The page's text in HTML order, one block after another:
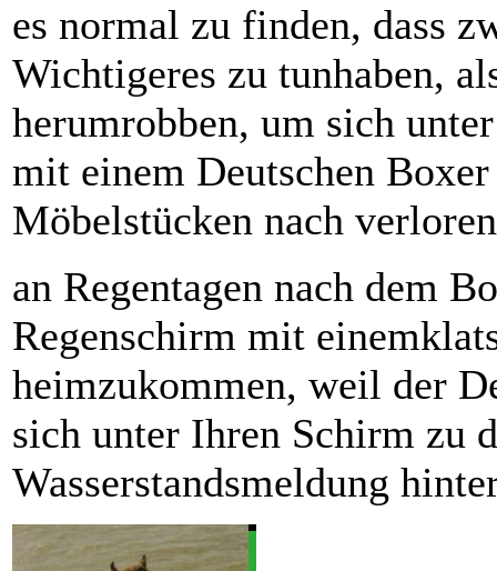
es normal zu finden, dass
Wichtigeres zu tunhaben,
herumrobben, um sich
mit einem Deutschen
Möbelstücken nach
an Regentagen nach dem
Regenschirm mit
heimzukommen, weil der
sich unter Ihren Schirm zu
Wasserstandsmeldung